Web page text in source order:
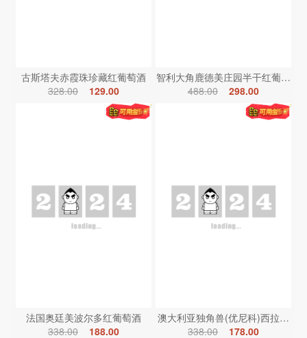
古斯塔夫赤霞珠珍藏红葡萄酒
328.00
129.00
智利大角鹿德美庄园半干红葡萄酒
488.00
298.00
法国奥廷美波尔多红葡萄酒
338.00
188.00
澳大利亚独角兽(优尼科)西拉红葡
338.00
178.00